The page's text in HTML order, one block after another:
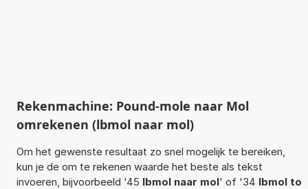
Rekenmachine: Pound-mole naar Mol
omrekenen (lbmol naar mol)
Om het gewenste resultaat zo snel mogelijk te bereiken,
kun je de om te rekenen waarde het beste als tekst
invoeren, bijvoorbeeld '45 lbmol naar mol' of '34 lbmol to